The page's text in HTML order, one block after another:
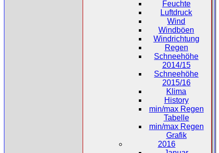
Feuchte
Luftdruck
Wind
Windböen
Windrichtung
Regen
Schneehöhe
2014/15
Schneehöhe
2015/16
Klima
History
min/max Regen
Tabelle
min/max Regen
Grafik
2016